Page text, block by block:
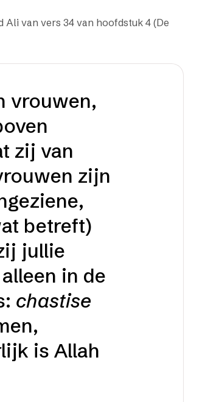
Ali van vers 34 van hoofdstuk 4 (De
vrouwen,
zij van
zijn
betreft)
jullie
in de
chastise
is Allah